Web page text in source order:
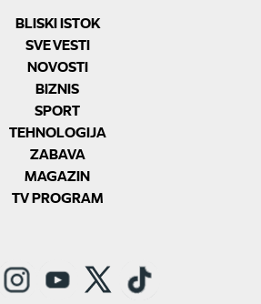
BLISKI ISTOK
SVE VESTI
NOVOSTI
BIZNIS
SPORT
TEHNOLOGIJA
ZABAVA
MAGAZIN
TV PROGRAM